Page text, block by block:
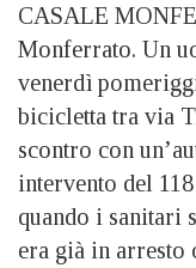
CASALE
Monferrato. Un
venerdì
bicicletta tra via
scontro con
intervento del
quando i sanitari
era già in arresto